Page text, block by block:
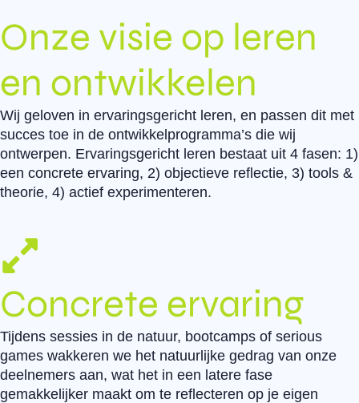
Onze visie op leren
en ontwikkelen
Wij geloven in ervaringsgericht leren, en passen dit met
succes toe in de ontwikkelprogramma’s die wij
ontwerpen. Ervaringsgericht leren bestaat uit 4 fasen: 1)
een concrete ervaring, 2) objectieve reflectie, 3) tools &
theorie, 4) actief experimenteren.
Concrete ervaring
Tijdens sessies in de natuur, bootcamps of serious
games wakkeren we het natuurlijke gedrag van onze
deelnemers aan, wat het in een latere fase
gemakkelijker maakt om te reflecteren op je eigen